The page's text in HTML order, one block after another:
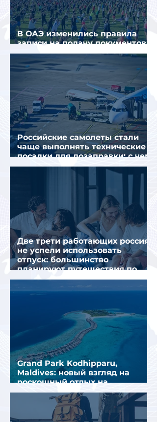
В ОАЭ изменились правила
записи на подачу документов
для визы в Испанию
Российские самолеты стали
чаще выполнять технические
посадки для дозаправки: с чем
это связано
Две трети работающих россиян
не успели использовать
отпуск: большинство
планируют путешествия по
стране
Grand Park Kodhipparu,
Maldives: новый взгляд на
роскошный отдых на
Мальдивах